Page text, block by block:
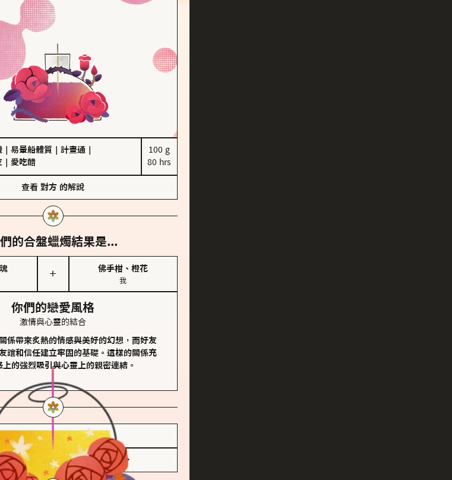
易暈船體質 計畫通
愛吃醋
100 g
80 hrs
查看 對方 的解說
的合盤蠟燭結果是...
＋
佛手柑、橙花
我
你們的戀愛風格
激情與心靈的結合
係帶來炙熱的情感與美好的幻想，而好友
誼和信任建立牢固的基礎。這樣的關係充
上的強烈吸引與心靈上的親密連結。
儲存我的結果圖
查看香氛類型全解析 >>>